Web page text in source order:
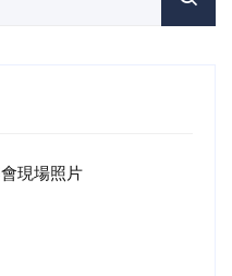
現場照片